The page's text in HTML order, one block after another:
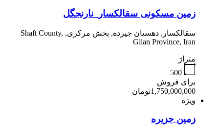
زمین مسکونی سقالکسار_نارنجگل
سقالکسار, دهستان جیرده, بخش مرکزی, Shaft County,
Gilan Province, Iran
متراژ
500
برای فروش
1,750,000,000تومان
ویژه
زمین جزیره